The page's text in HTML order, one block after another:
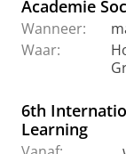
Academie
Wanneer:
Waar:
6th
Learning